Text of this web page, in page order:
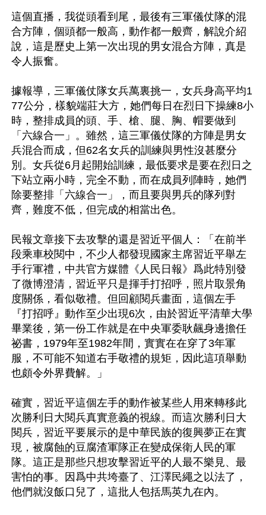
這個直播，我從頭看到尾，最後有三軍儀仗隊的混
合方陣，個頭都一般高，動作都一般齊，解說介紹
說，這是歷史上第一次出現的男女混合方陣，真是
令人振奮。
據報導，三軍儀仗隊女兵萬裏挑一，女兵身高平均1
77公分，樣貌端莊大方，她們每日在烈日下操練8小
時，整排成員的頭、手、槍、腿、胸、帽要做到
「六線合一」。雖然，這三軍儀仗隊的方陣是男女
兵混合而成，但62名女兵的訓練與男性沒甚麼分
別。女兵從6月起開始訓練，最低要求是要在烈日之
下站立兩小時，完全不動，而在成員列陣時，她們
除要整排「六線合一」，而且要與男兵的隊列對
齊，難度不低，但完成的相當出色。
民報文章接下去攻擊的還是習近平個人：「在前半
段乘車校閱中，不少人都發現國家主席習近平舉左
手行軍禮，中共官方媒體《人民日報》爲此特別發
了微博澄清，習近平只是揮手打招呼，照片取景角
度關係，看似敬禮。但回顧閱兵畫面，這個左手
『打招呼』動作至少出現6次，由於習近平清華大學
畢業後，第一份工作就是在中央軍委耿飆身邊擔任
祕書，1979年至1982年間，實實在在穿了3年軍
服，不可能不知道右手敬禮的規矩，因此這項舉動
也頗令外界費解。」
確實，習近平這個左手的動作被某些人用來轉移此
次勝利日大閱兵真實意義的視線。而這次勝利日大
閱兵，習近平要展示的是中華民族的復興夢正在實
現，被腐蝕的豆腐渣軍隊正在變成保衛人民的軍
隊。這正是那些只想攻擊習近平的人最不樂見、最
害怕的事。因爲中共垮臺了、江澤民繩之以法了，
他們就沒飯口兒了，這批人包括馬英九在內。